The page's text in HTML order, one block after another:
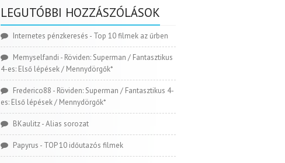
LEGUTÓBBI HOZZÁSZÓLÁSOK
Internetes pénzkeresés - Top 10 filmek az űrben
Memyselfandi - Röviden: Superman / Fantasztikus
4-es: Első lépések / Mennydörgők*
Frederico88 - Röviden: Superman / Fantasztikus 4-
es: Első lépések / Mennydörgők*
BKaulitz-Alias sorozat
Papyrus - TOP 10 időutazós filmek